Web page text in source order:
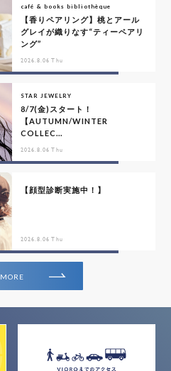
café & books bibliothèque
【香りペアリング】桃とアール
グレイが織りなす“ティーペアリ
ング”
2026.8.06 Thu
STAR JEWELRY
8/7(金)スタート！
【AUTUMN/WINTER
COLLEC...
2026.8.06 Thu
【顔型診断実施中！】
2026.8.06 Thu
MORE